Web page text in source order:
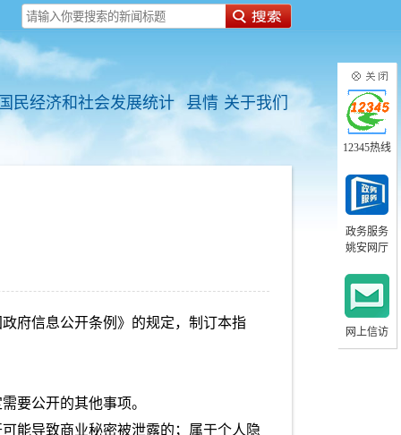
民经济和社会发展统计 县情 关于我们
府信息公开条例》的规定，制订本指
要公开的其他事项。
能导致商业秘密被泄露的；属于个人隐
12345热线
政务服务
姚安网厅
网上信访